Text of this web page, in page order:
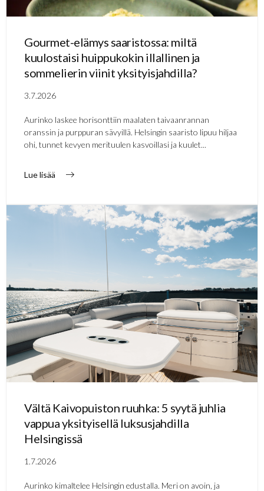
Gourmet-elämys saaristossa: miltä
kuulostaisi huippukokin illallinen ja
sommelierin viinit yksityisjahdilla?
3.7.2026
Aurinko laskee horisonttiin maalaten taivaanrannan
oranssin ja purppuran sävyillä. Helsingin saaristo lipuu hiljaa
ohi, tunnet kevyen merituulen kasvoillasi ja kuulet...
Lue lisää
Vältä Kaivopuiston ruuhka: 5 syytä juhlia
vappua yksityisellä luksusjahdilla
Helsingissä
1.7.2026
Aurinko kimaltelee Helsingin edustalla. Meri on avoin, ja